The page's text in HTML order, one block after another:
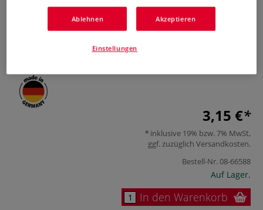
Kindergarten, Schule und Hobbykünstler.
3,15 €
inklusive 19% bzw. 7% MwSt,
ggf. zuzüglich Versandkosten.
Bestell-Nr.08-66588
Auf Lager.
In den Warenkorb
Ablehnen Akzeptieren
Einstellungen